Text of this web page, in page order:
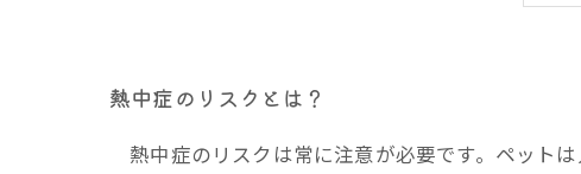
熱中症のリスクとは？
熱中症のリスクは常に注意が必要です。ペット